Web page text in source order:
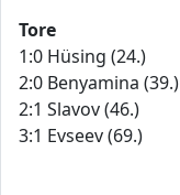
Tore
1:0 Hüsing (24.)
2:0 Benyamina (39.)
2:1 Slavov (46.)
3:1 Evseev (69.)